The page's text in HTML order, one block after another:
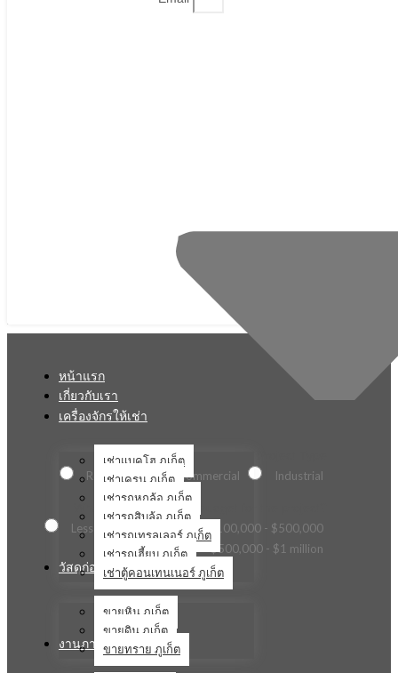
Residential
Commercial Industrial
What is the estimated budget for the project?
Less than $100,000
$100,000 - $500,000
$500,000 - $1 million
หน้าแรก
เกี่ยวกับเรา
เครื่องจักรให้เช่า
เช่าแบคโฮ ภูเก็ต
เช่าเครน ภูเก็ต
เช่ารถหกล้อ ภูเก็ต
เช่ารถสิบล้อ ภูเก็ต
เช่ารถเทรลเลอร์ ภูเก็ต
เช่ารถเฮี้ยบ ภูเก็ต
เช่าตู้คอนเทนเนอร์ ภูเก็ต
วัสดุก่อสร้าง
ขายหิน ภูเก็ต
ขายดิน ภูเก็ต
ขายทราย ภูเก็ต
งานภาคสนาม